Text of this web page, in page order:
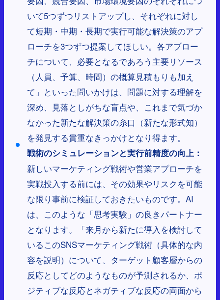
いて5つずつリストアップし、それぞれに対し
て短期・中期・長期で実行可能な解決策のアプ
ローチを3つずつ提案してほしい。各アプロー
チについて、必要となるであろう主要リソース
（人員、予算、時間）の概算見積もりも加え
て」といった問いかけは、問題に対する理解を
深め、見落としがちな盲点や、これまで気づか
なかった新たな解決策の糸口（新たな形式知）
を発見する貴重なきっかけとなり得ます。
戦術のシミュレーションと実行前精度の向上：
新しいマーケティング戦術や営業アプローチを
実戦投入する前には、その効果やリスクを可能
な限り事前に検証しておきたいものです。AI
は、このような「思考実験」の良きパートナー
となります。「来月から新たに導入を検討して
いるこのSNSマーケティング戦術（具体的な内
容を説明）について、ターゲット顧客層からの
反応としてどのようなものが予測されるか、ポ
ジティブな反応とネガティブな反応の両面から